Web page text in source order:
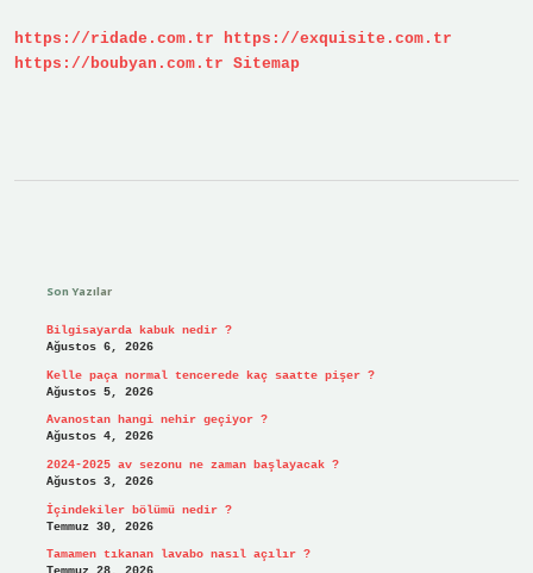
https://ridade.com.tr
https://exquisite.com.tr
https://boubyan.com.tr Sitemap
Son Yazılar
Bilgisayarda kabuk nedir ?
Ağustos 6, 2026
Kelle paça normal tencerede kaç saatte pişer ?
Ağustos 5, 2026
Avanostan hangi nehir geçiyor ?
Ağustos 4, 2026
2024-2025 av sezonu ne zaman başlayacak ?
Ağustos 3, 2026
İçindekiler bölümü nedir ?
Temmuz 30, 2026
Tamamen tıkanan lavabo nasıl açılır ?